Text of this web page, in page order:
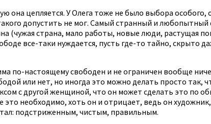
она цепляется. У Олега тоже не было выбора
допустить не мог. Самый странный и
(чужая страна, мало работы, новые люди, растущая
все-таки нуждается, пусть где-то тайно, скрыто
по-настоящему свободен и не ограничен вообще
или нет, но иногда это можно делать просто так,
с другой женщиной, что он может сделать это по
необходимо, хоть он и отрицает, ведь он
подстриженным, чистым, правильным.